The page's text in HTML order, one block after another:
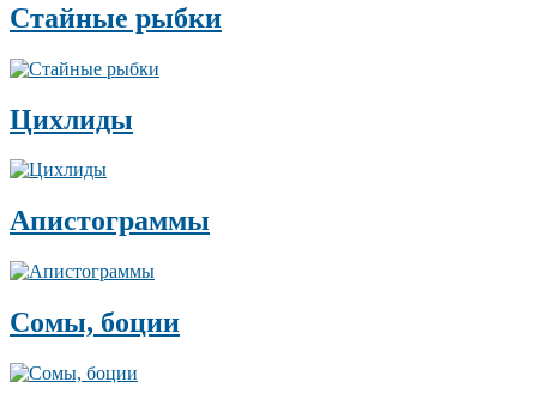
Стайные рыбки
Цихлиды
Апистограммы
Сомы, боции